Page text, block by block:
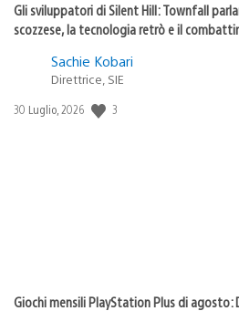
Gli sviluppatori di Silent Hill: Townfall
scozzese, la tecnologia retrò e il
Sachie Kobari
Direttrice, SIE
Data
30 Luglio, 2026 3
Giochi mensili PlayStation Plus di agosto: